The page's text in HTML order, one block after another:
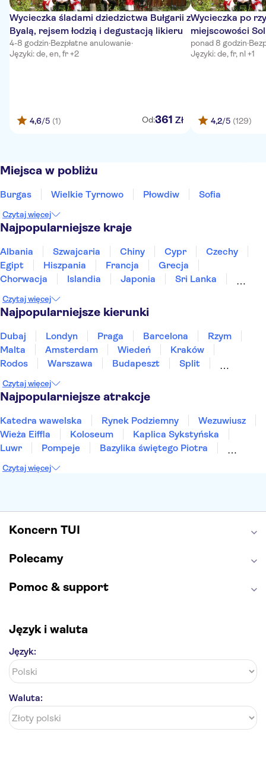
Wycieczka śladami dziedzictwa Bułgarii z
Byalą, rejsem łodzią i degustacją likieru
4-8 godzin·Bezpłatne anulowanie·
Języki: de, en, fr +2
4,6/5 (1) Od:361 Zł
Wycieczka po
miejscowości
lunchem
ponad 8 godzin·
Języki: de, fr, nl +1
4,2/5 (129)
Miejsca w pobliżu
Burgas Wielkie Tyrnowo Płowdiw Sofia
Czytaj więcej
Najpopularniejsze kraje
Albania Szwajcaria Chiny Cypr
Czechy
Egipt
Hiszpania Francja
Grecja
Chorwacja
Islandia Japonia
Sri Lanka
Tunezja
Turcja Wietnam
Czytaj więcej
Najpopularniejsze kierunki
Dubaj Londyn Praga Barcelona
Rzym
Malta
Amsterdam Wiedeń
Kraków
Rodos
Warszawa Budapeszt
Split
Sopot
Gdynia Zakopane
Czytaj więcej
Najpopularniejsze atrakcje
Katedra wawelska Rynek Podziemny
Wezuwiusz
Wieża Eiffla
Koloseum
Kaplica Sykstyńska
Luwr
Pompeje
Bazylika świętego Piotra
Etna
Wawel
Czytaj więcej
Koncern TUI
Polecamy
Pomoc & support
Język i waluta
Język:
Waluta: